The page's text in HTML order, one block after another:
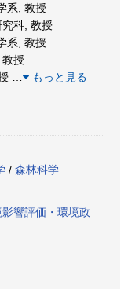
系, 教授
科, 教授
系, 教授
授
もっと見る
/ 森林科学
響評価・環境政